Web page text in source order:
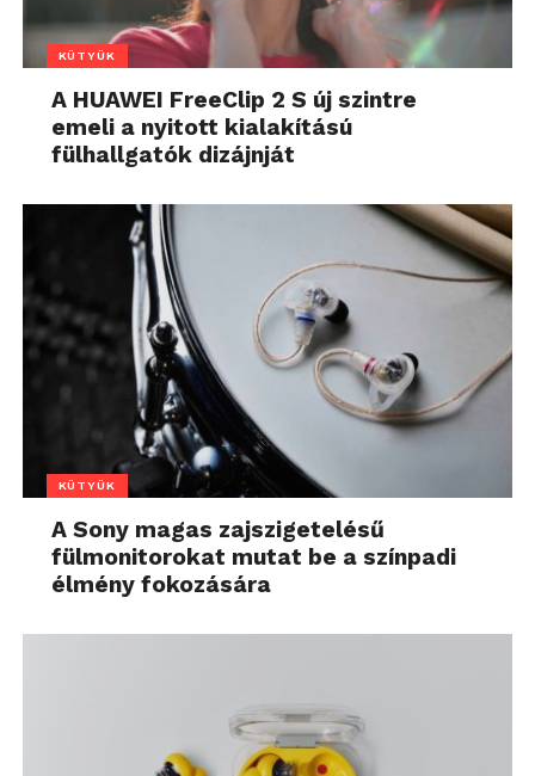
KÜTYÜK
A HUAWEI FreeClip 2 S új szintre
emeli a nyitott kialakítású
fülhallgatók dizájnját
KÜTYÜK
A Sony magas zajszigetelésű
fülmonitorokat mutat be a színpadi
élmény fokozására